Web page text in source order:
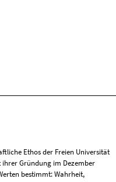
Ethos der Freien Universität
ihrer Gründung im Dezember
bestimmt: Wahrheit,